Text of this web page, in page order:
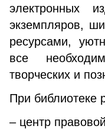
электронных
экземпляров,
ресурсами,
все
творческих и
При библиотеке
– центр